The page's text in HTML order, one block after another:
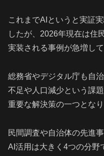
これまでAIというと実証
したが、2026年現在は住
実装される事例が急増して
総務省やデジタル庁も自
不足や人口減少という課
重要な解決策の一つとなり
民間調査や自治体の先進
AI活用は大きく4つの分野